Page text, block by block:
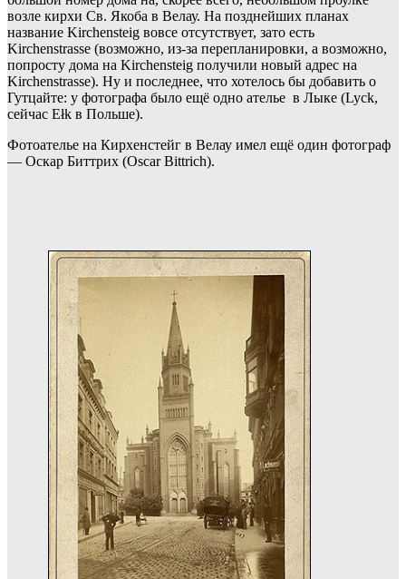
возле кирхи Св. Якоба в Велау. На позднейших планах
название Kirchensteig вовсе отсутствует, зато есть
Kirchenstrasse (возможно, из-за перепланировки, а возможно,
попросту дома на Kirchensteig получили новый адрес на
Kirchenstrasse). Ну и последнее, что хотелось бы добавить о
Гутцайте: у фотографа было ещё одно ателье в Лыке (Lyck,
сейчас Ełk в Польше).
Фотоателье на Кирхенстейг в Велау имел ещё один фотограф
— Оскар Биттрих (Oscar Bittrich).